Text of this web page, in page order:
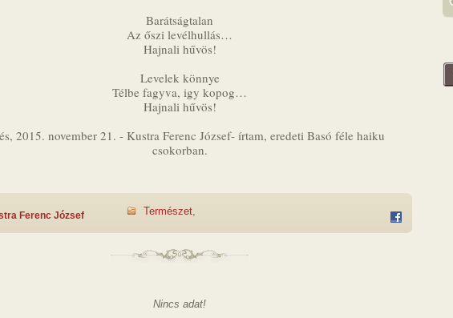
Barátságtalan
Az őszi levélhullás…
Hajnali hűvös!
Levelek könnye
Télbe fagyva, igy kopog…
Hajnali hűvös!
2015. november 21. - Kustra Ferenc József- írtam, eredeti Basó féle haiku
csokorban.
Ferenc József Természet,
Nincs adat!